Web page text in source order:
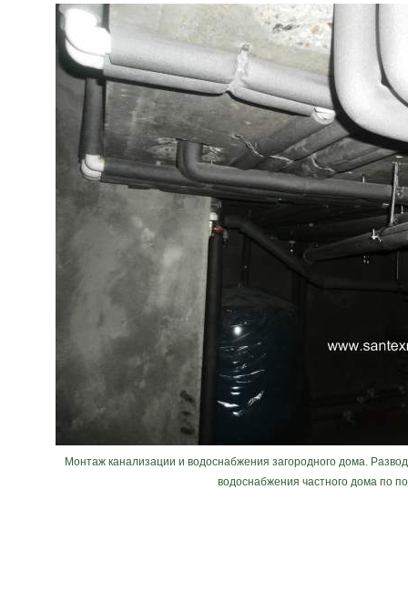
Монтаж канализации и водоснабжения загородного дома.
водоснабжения частного дома по